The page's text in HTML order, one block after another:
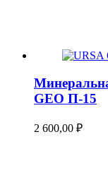
GEO П-15
2 600,00 ₽